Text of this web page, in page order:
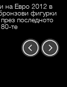
на Евро 2012 в
фигурки
последното
те